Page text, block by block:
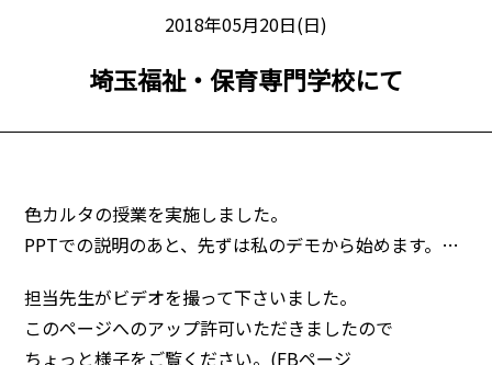
2018年05月20日(日)
埼玉福祉・保育専門学校にて
色カルタの授業を実施しました。
PPTでの説明のあと、先ずは私のデモから始めます。 …
担当先生がビデオを撮って下さいました。
このページへのアップ許可いただきましたので
ちょっと様子をご覧ください。(FBページ